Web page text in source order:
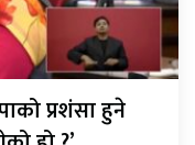
प्रशंसा हुने